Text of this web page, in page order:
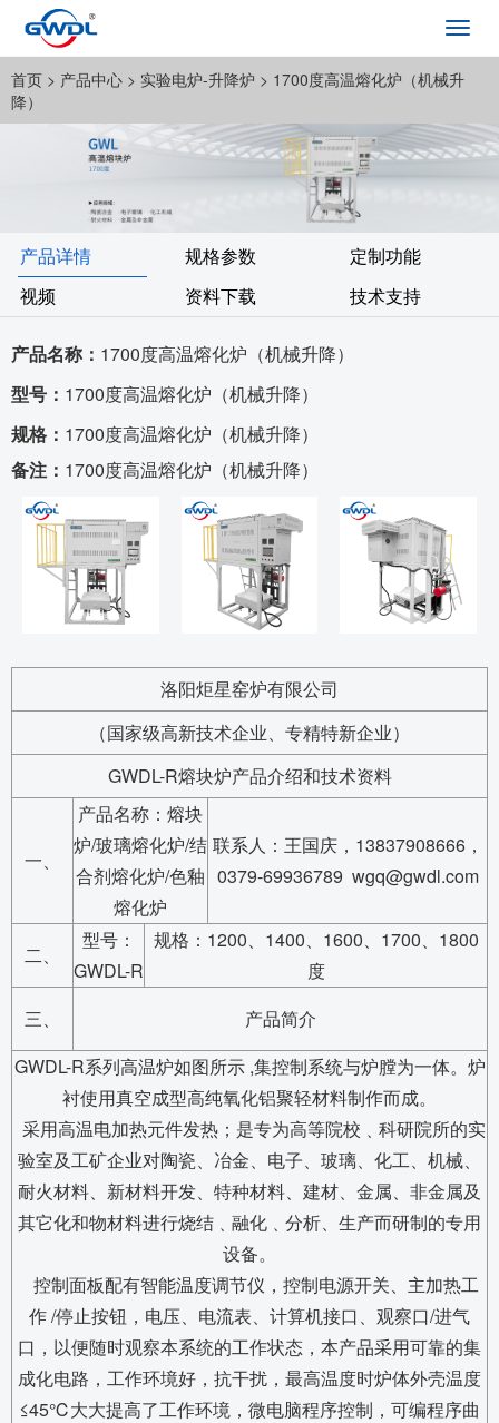
首页 > 产品中心 > 实验电炉-升降炉 > 1700度高温熔化炉（机械升
降）
产品详情 规格参数
定制功能
视频
资料下载 技术支持
产品名称： 1700度高温熔化炉（机械升降）
型号： 1700度高温熔化炉（机械升降）
规格： 1700度高温熔化炉（机械升降）
备注： 1700度高温熔化炉（机械升降）
洛阳炬星窑炉有限公司
（国家级高新技术企业、专精特新企业）
GWDL-R熔块炉产品介绍和技术资料
一、
产品名称：熔块
炉/玻璃熔化炉/结
合剂熔化炉/色釉
熔化炉
联系人：王国庆，13837908666，
0379-69936789 wgq@gwdl.com
二、
型号：
GWDL-R
规格：1200、1400、1600、1700、1800
度
三、
产品简介
GWDL-R系列高温炉如图所示 ,集控制系统与炉膛为一体。炉
衬使用真空成型高纯氧化铝聚轻材料制作而成。
采用高温电加热元件发热；是专为高等院校﹑科研院所的实
验室及工矿企业对陶瓷、冶金、电子、玻璃、化工、机械、
耐火材料、新材料开发、特种材料、建材、金属、非金属及
其它化和物材料进行烧结﹑融化﹑分析、生产而研制的专用
设备。
控制面板配有智能温度调节仪，控制电源开关、主加热工
作 /停止按钮，电压、电流表、计算机接口、观察口/进气
口，以便随时观察本系统的工作状态，本产品采用可靠的集
成化电路，工作环境好，抗干扰，最高温度时炉体外壳温度
≤45℃大大提高了工作环境，微电脑程序控制，可编程序曲